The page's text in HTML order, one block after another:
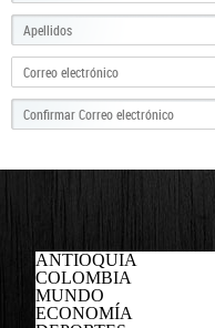
ANTIOQUIA
COLOMBIA
MUNDO
ECONOMÍA